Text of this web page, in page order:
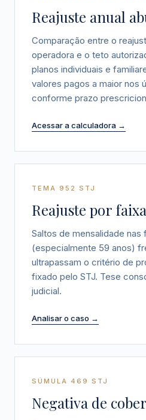
Reajuste anual
Comparação entre o
operadora e o teto
planos individuais e
valores pagos a maior nos
conforme prazo
Acessar a calculadora →
TEMA 952 STJ
Reajuste por
Saltos de mensalidade nas
(especialmente 59 anos)
ultrapassam o critério de
fixado pelo STJ. Tese
judicial.
Analisar o caso →
SÚMULA 469 STJ
Negativa de